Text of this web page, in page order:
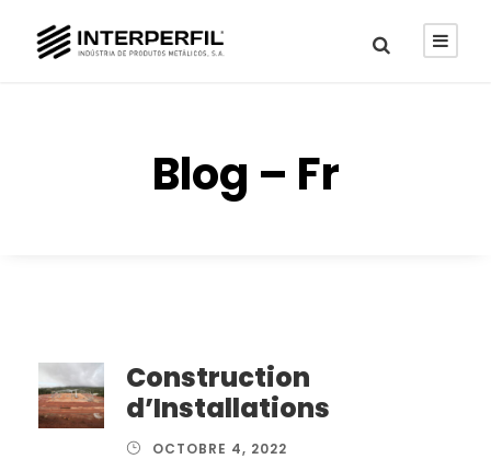
Blog – Fr
Construction
d’Installations
OCTOBRE 4, 2022